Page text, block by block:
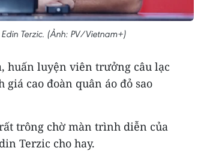
Terzic. (Ảnh: PV/Vietnam+)
huấn luyện viên trưởng câu lạc
cao đoàn quân áo đỏ sao
trông chờ màn trình diễn của
Terzic cho hay.